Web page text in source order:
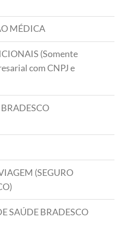
MÉDICA
(Somente
com CNPJ e
(SEGURO
SAÚDE BRADESCO